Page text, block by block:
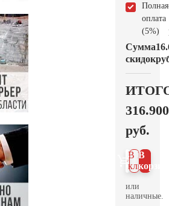
Полная
оплата
(5%)
Сумма
скидок
316.900
руб.
В
В 1
клик
или
наличные.